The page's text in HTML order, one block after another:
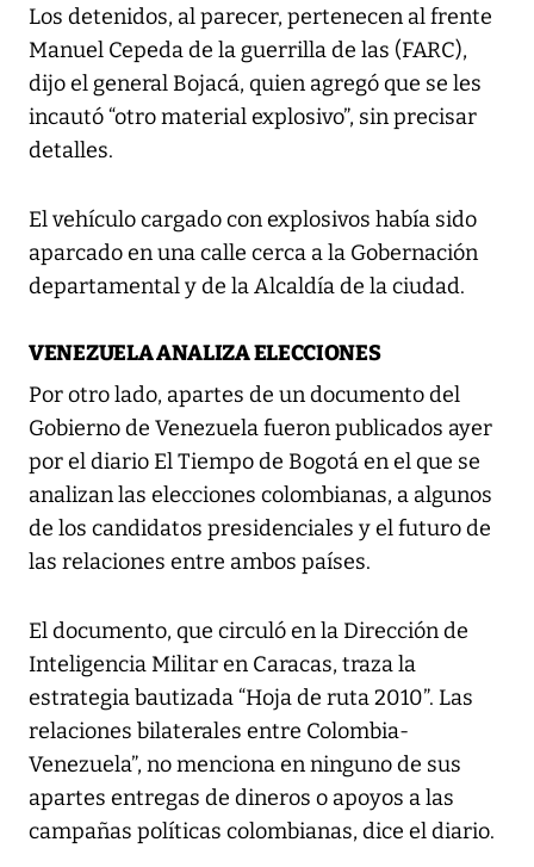
Los detenidos, al parecer, pertenecen al frente
Manuel Cepeda de la guerrilla de las (FARC),
dijo el general Bojacá, quien agregó que se les
incautó “otro material explosivo”, sin precisar
detalles.
El vehículo cargado con explosivos había sido
aparcado en una calle cerca a la Gobernación
departamental y de la Alcaldía de la ciudad.
VENEZUELA ANALIZA ELECCIONES
Por otro lado, apartes de un documento del
Gobierno de Venezuela fueron publicados ayer
por el diario El Tiempo de Bogotá en el que se
analizan las elecciones colombianas, a algunos
de los candidatos presidenciales y el futuro de
las relaciones entre ambos países.
El documento, que circuló en la Dirección de
Inteligencia Militar en Caracas, traza la
estrategia bautizada “Hoja de ruta 2010”. Las
relaciones bilaterales entre Colombia-
Venezuela”, no menciona en ninguno de sus
apartes entregas de dineros o apoyos a las
campañas políticas colombianas, dice el diario.